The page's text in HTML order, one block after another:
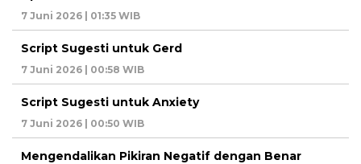
7 Juni 2026 | 01:35 WIB
Script Sugesti untuk Gerd
7 Juni 2026 | 00:58 WIB
Script Sugesti untuk Anxiety
7 Juni 2026 | 00:50 WIB
Mengendalikan Pikiran Negatif dengan Benar